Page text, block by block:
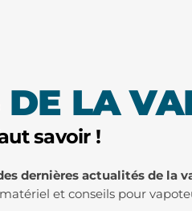
DE LA
savoir !
dernières actualités de la
et conseils pour